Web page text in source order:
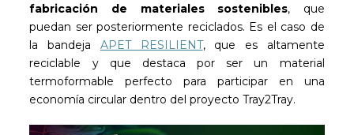
fabricación de materiales sostenibles, que
puedan ser posteriormente reciclados. Es el caso de
la bandeja APET RESILIENT, que es altamente
reciclable y que destaca por ser un material
termoformable perfecto para participar en una
economía circular dentro del proyecto Tray2Tray.